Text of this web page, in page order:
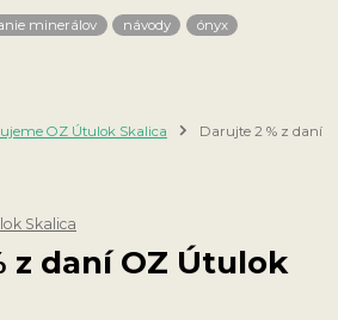
minerálov návody
ónyx
OZ Útulok Skalica
Darujte 2 % z daní
Skalica
z daní OZ Útulok